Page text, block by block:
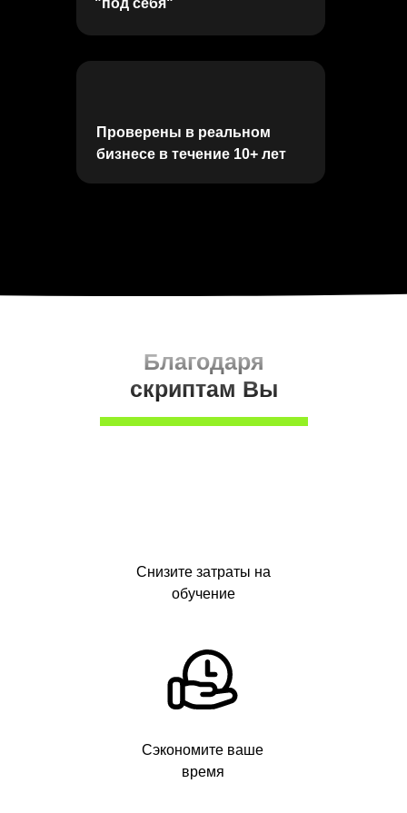
Проверены в реальном
бизнесе в течение 10+ лет
"под себя"
Благодаря
скриптам Вы
Снизите затраты на
обучение
Сэкономите ваше
время